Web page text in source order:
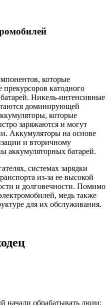
которые
прекурсоров катодного
Никель-интенсивные
доминирующей
которые
заряжаются и могут
Аккумуляторы на основе
и вторичному
аккумуляторных батарей.
системах зарядки
из-за ее высокой
и долговечности. Помимо
медь также
для их обслуживания.
обрабатывать люди: